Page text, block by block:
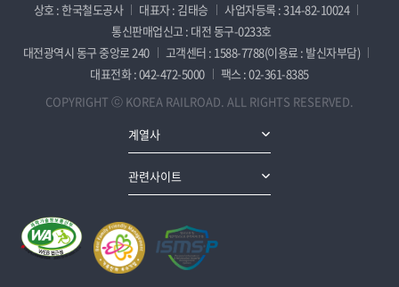
상호 : 한국철도공사 대표자 : 김태승
사업자등록 : 314-82-10024
통신판매업신고 : 대전 동구-0233호
대전광역시 동구 중앙로 240
고객센터 : 1588-7788(이용료 : 발신자부담)
대표전화 : 042-472-5000
팩스 : 02-361-8385
COPYRIGHT ⓒ KOREA RAILROAD. ALL RIGHTS RESERVED.
계열사
관련사이트